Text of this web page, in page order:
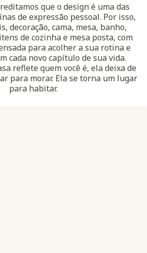
que o design é uma das
de expressão pessoal. Por isso,
decoração, cama, mesa, banho,
de cozinha e mesa posta, com
para acolher a sua rotina e
cada novo capítulo de sua vida.
reflete quem você é, ela deixa de
para morar. Ela se torna um lugar
para habitar.